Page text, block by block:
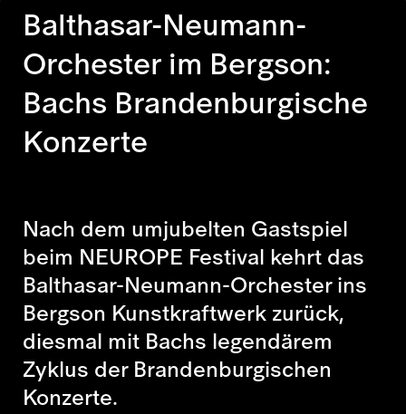
Balthasar-Neumann-
Orchester im Bergson:
Bachs Brandenburgische
Konzerte
Nach dem umjubelten Gastspiel
beim NEUROPE Festival kehrt das
Balthasar-Neumann-Orchester ins
Bergson Kunstkraftwerk zurück,
diesmal mit Bachs legendärem
Zyklus der Brandenburgischen
Konzerte.